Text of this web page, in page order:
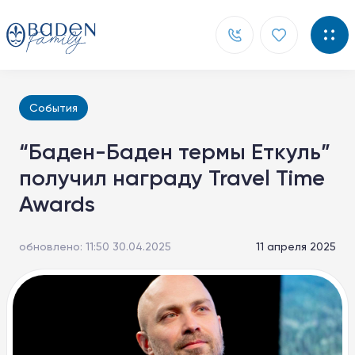
Главная
Новости
Контакты
Способы покупки
События
“Баден-Баден термы Еткуль”
получил награду Travel Time
Awards
обновлено: 11:50 30.04.2025 11 апреля 2025